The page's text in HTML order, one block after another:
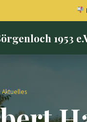
1953
Aktuelles